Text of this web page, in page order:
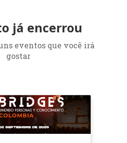
já encerrou
eventos que você irá
gostar